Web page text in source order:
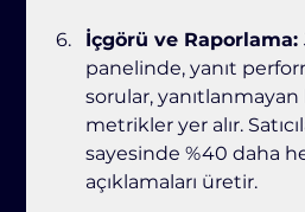
İçgörü ve Raporlama:
panelinde, yanıt
sorular,
metrikler yer alır.
sayesinde %40 daha
açıklamaları üretir.